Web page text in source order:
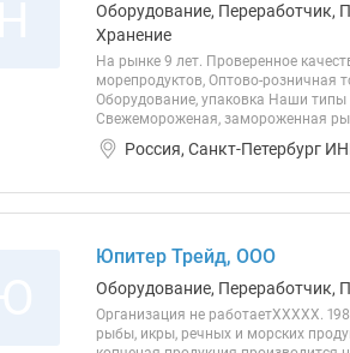
Оборудование, Переработчик,
Хранение
На рынке 9 лет. Проверенное
морепродуктов, Оптово-розничная
Оборудование, упаковка Наши
Свежемороженая, замороженная
Россия, Санкт-Петербург
Юпитер Трейд, ООО
Оборудование, Переработчик,
Организация не работаетХХХХХ.
рыбы, икры, речных и морских